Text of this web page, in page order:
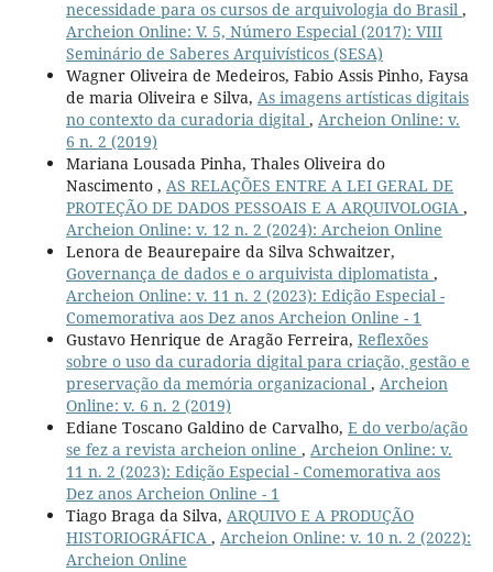
necessidade para os cursos de arquivologia do Brasil ,
Archeion Online: V. 5, Número Especial (2017): VIII
Seminário de Saberes Arquivísticos (SESA)
Wagner Oliveira de Medeiros, Fabio Assis Pinho, Faysa
de maria Oliveira e Silva, As imagens artísticas digitais
no contexto da curadoria digital , Archeion Online: v.
6 n. 2 (2019)
Mariana Lousada Pinha, Thales Oliveira do
Nascimento , AS RELAÇÕES ENTRE A LEI GERAL DE
PROTEÇÃO DE DADOS PESSOAIS E A ARQUIVOLOGIA ,
Archeion Online: v. 12 n. 2 (2024): Archeion Online
Lenora de Beaurepaire da Silva Schwaitzer,
Governança de dados e o arquivista diplomatista ,
Archeion Online: v. 11 n. 2 (2023): Edição Especial -
Comemorativa aos Dez anos Archeion Online - 1
Gustavo Henrique de Aragão Ferreira, Reflexões
sobre o uso da curadoria digital para criação, gestão e
preservação da memória organizacional , Archeion
Online: v. 6 n. 2 (2019)
Ediane Toscano Galdino de Carvalho, E do verbo/ação
se fez a revista archeion online , Archeion Online: v.
11 n. 2 (2023): Edição Especial - Comemorativa aos
Dez anos Archeion Online - 1
Tiago Braga da Silva, ARQUIVO E A PRODUÇÃO
HISTORIOGRÁFICA , Archeion Online: v. 10 n. 2 (2022):
Archeion Online